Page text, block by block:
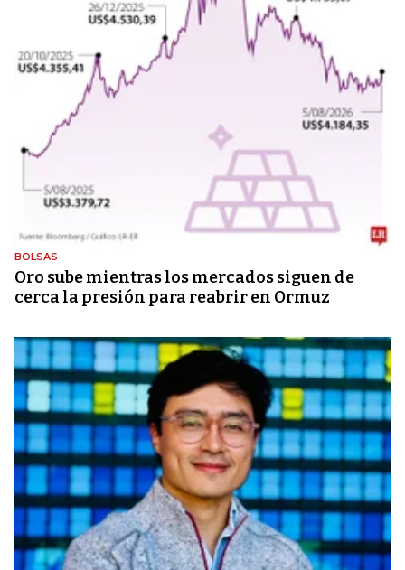
BOLSAS
Oro sube mientras los mercados siguen de
cerca la presión para reabrir en Ormuz